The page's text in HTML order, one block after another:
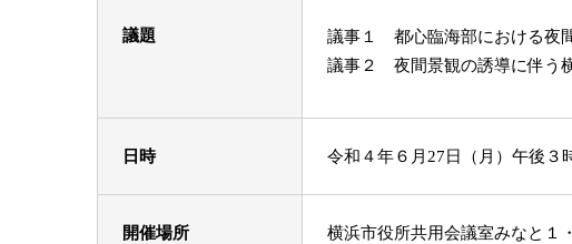
議題
議事１ 都心臨海部における夜
議事２ 夜間景観の誘導に伴う
日時 令和４年６月27日（月）午後３
開催場所 横浜市役所共用会議室みなと１